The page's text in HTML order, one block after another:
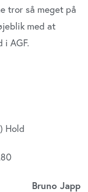
tror så meget på
med at
i AGF.
Hold
Bruno Japp